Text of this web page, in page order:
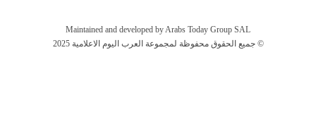
Maintained and developed by Arabs Today Group SAL
جميع الحقوق محفوظة لمجموعة العرب اليوم الاعلامية 2025 ©